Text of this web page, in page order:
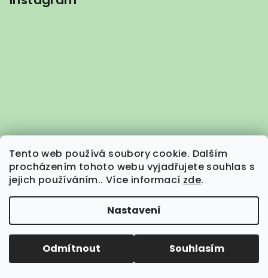
Tento web používá soubory cookie. Dalším
procházením tohoto webu vyjadřujete souhlas s
jejich používáním.. Více informací zde.
Nastavení
Odmítnout Souhlasím
Sledovat na Instagramu
Kontakt